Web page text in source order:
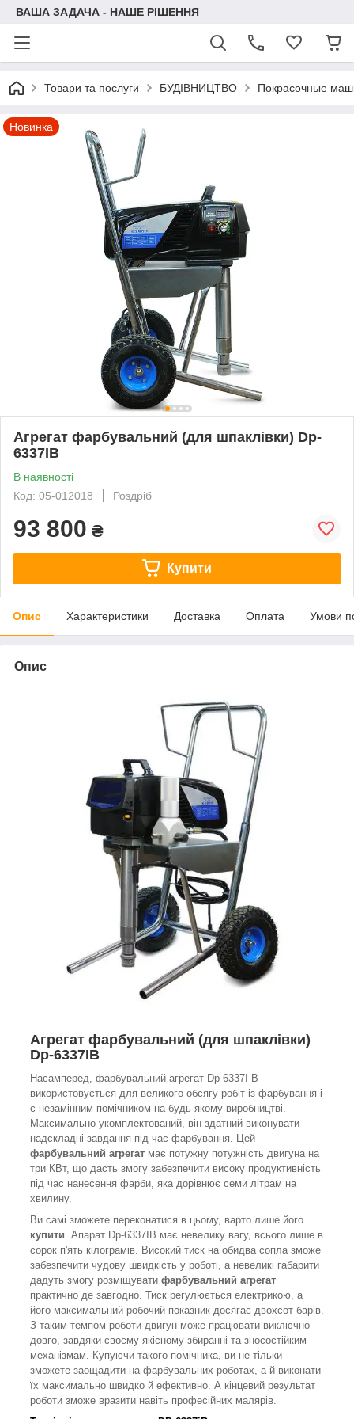
ВАША ЗАДАЧА - НАШЕ РІШЕННЯ
Товари та послуги БУДІВНИЦТВО Покрасочные
Новинка
Агрегат фарбувальний (для шпаклівки) Dp-
6337IB
В наявності
Код: 05-012018
Роздріб
93 800 ₴
Купити
Опис Характеристики Доставка Оплата Умови
Опис
Агрегат фарбувальний (для шпаклівки)
Dp-6337IB
Насамперед, фарбувальний агрегат Dp-6337I B
використовується для великого обсягу робіт із фарбування і
є незамінним помічником на будь-якому виробництві.
Максимально укомплектований, він здатний виконувати
надскладні завдання під час фарбування. Цей
фарбувальний агрегат має потужну потужність двигуна на
три КВт, що дасть змогу забезпечити високу продуктивність
під час нанесення фарби, яка дорівнює семи літрам на
хвилину.
Ви самі зможете переконатися в цьому, варто лише його
купити . Апарат Dp-6337IB має невелику вагу, всього лише в
сорок п'ять кілограмів. Високий тиск на обидва сопла зможе
забезпечити чудову швидкість у роботі, а невеликі габарити
дадуть змогу розміщувати фарбувальний агрегат
практично де завгодно. Тиск регулюється електрикою, а
його максимальний робочий показник досягає двохсот барів.
З таким темпом роботи двигун може працювати виключно
довго, завдяки своєму якісному збиранні та зносостійким
механізмам. Купуючи такого помічника, ви не тільки
зможете заощадити на фарбувальних роботах, а й виконати
їх максимально швидко й ефективно. А кінцевий результат
роботи зможе вразити навіть професійних малярів.